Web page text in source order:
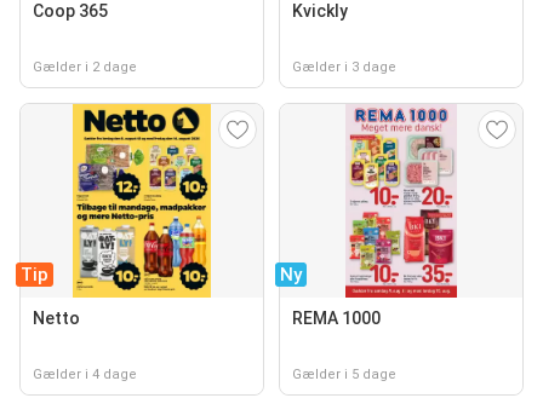
Coop 365
Gælder i 2 dage
Kvickly
Gælder i 3 dage
Tip
Netto
Gælder i 4 dage
Ny
REMA 1000
Gælder i 5 dage